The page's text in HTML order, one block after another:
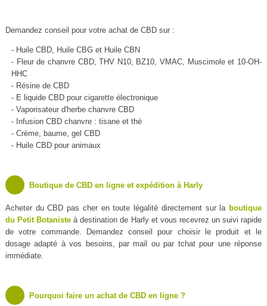
Demandez conseil pour votre achat de CBD sur :
- Huile CBD, Huile CBG et Huile CBN
- Fleur de chanvre CBD, THV N10, BZ10, VMAC, Muscimole et 10-OH-
HHC
- Résine de CBD
- E liquide CBD pour cigarette électronique
- Vaporisateur d'herbe chanvre CBD
- Infusion CBD chanvre : tisane et thé
- Crème, baume, gel CBD
- Huile CBD pour animaux
Boutique de CBD en ligne et expédition à Harly
Acheter du CBD pas cher en toute légalité directement sur la boutique
du Petit Botaniste à destination de Harly et vous recevrez un suivi rapide
de votre commande. Demandez conseil pour choisir le produit et le
dosage adapté à vos besoins, par mail ou par tchat pour une réponse
immédiate.
Pourquoi faire un achat de CBD en ligne ?